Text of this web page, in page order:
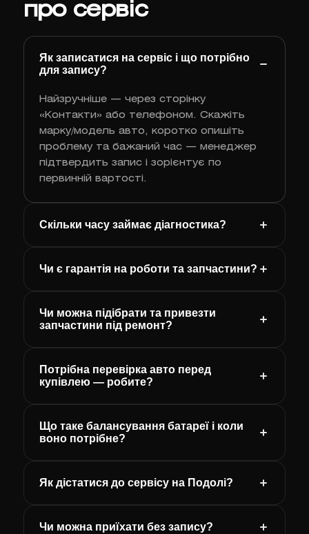
про сервіс
Як записатися на сервіс і що потрібно
для запису?
Найзручніше — через сторінку
«Контакти» або телефоном. Скажіть
марку/модель авто, коротко опишіть
проблему та бажаний час — менеджер
підтвердить запис і зорієнтує по
первинній вартості.
Скільки часу займає діагностика?
Чи є гарантія на роботи та запчастини?
Чи можна підібрати та привезти
запчастини під ремонт?
Потрібна перевірка авто перед
купівлею — робите?
Що таке балансування батареї і коли
воно потрібне?
Як дістатися до сервісу на Подолі?
Чи можна приїхати без запису?